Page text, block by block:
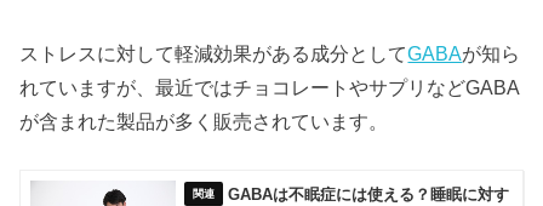
ストレスに対して軽減効果がある成分としてGABAが知ら
れていますが、最近ではチョコレートやサプリなどGABA
が含まれた製品が多く販売されています。
GABAは不眠症には使える？睡眠に対す